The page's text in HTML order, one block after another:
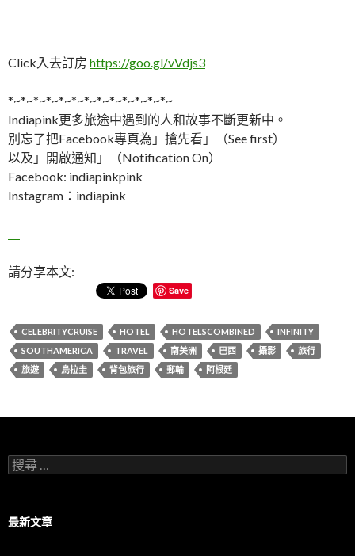
Click入去訂房 https://goo.gl/vVdjs3
*~*~*~*~*~*~*~*~*~*~*~*~*~
Indiapink更多旅途中遇到的人和故事不斷更新中。
別忘了把Facebook專頁為」搶先看」（See first）
以及」開啟通知」（Notification On）
Facebook: indiapinkpink
Instagram：indiapink
請分享本文:
Save
CELEBRITYCRUISE HOTEL HOTELSCOMBINED
INFINITY
SOUTHAMERICA
TRAVEL 南美洲 巴西 攝影
旅行
旅遊
烏拉圭 背包旅行 郵輪 阿根廷
搜
尋
：
最新文章